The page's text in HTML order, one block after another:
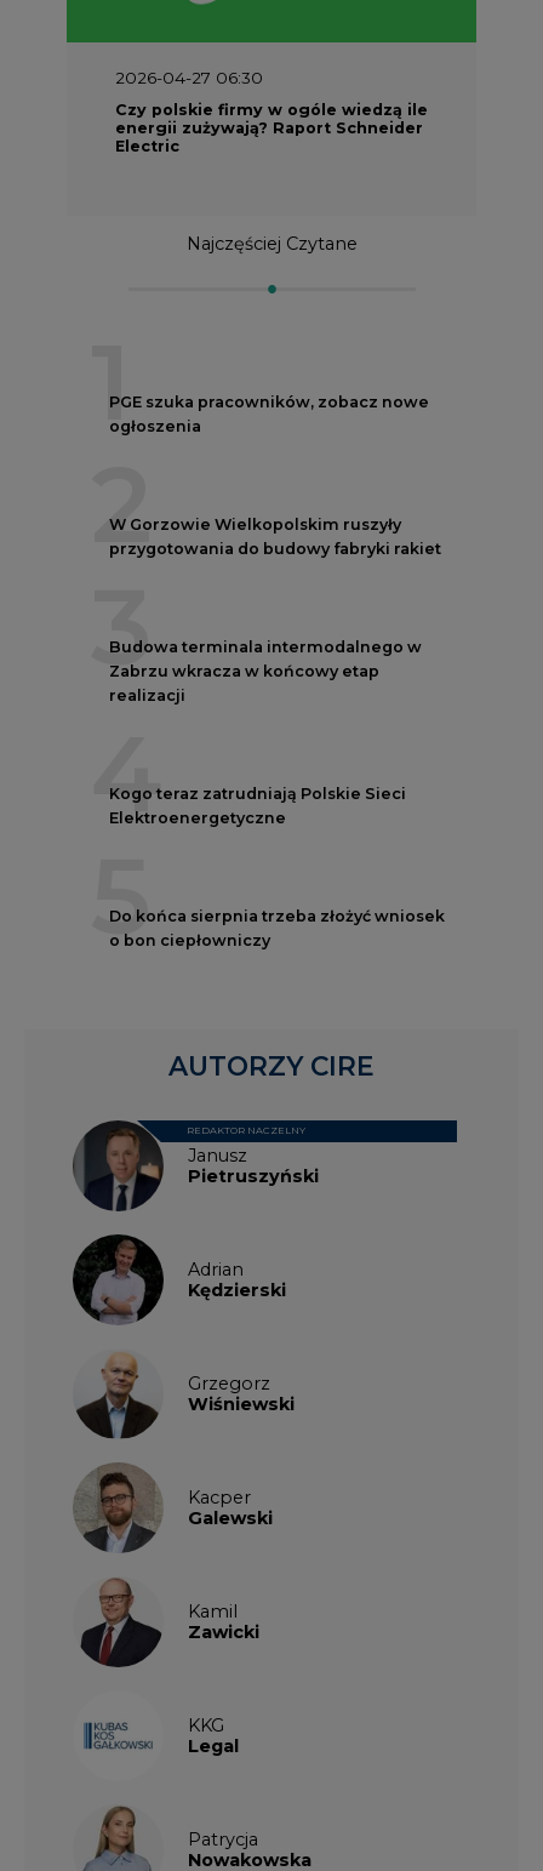
2026-04-27 06:30
Czy polskie firmy w ogóle wiedzą ile
energii zużywają? Raport Schneider
Electric
Najczęściej Czytane
1
PGE szuka pracowników, zobacz nowe
ogłoszenia
2
W Gorzowie Wielkopolskim ruszyły
przygotowania do budowy fabryki rakiet
3
Budowa terminala intermodalnego w
Zabrzu wkracza w końcowy etap
realizacji
4
Kogo teraz zatrudniają Polskie Sieci
Elektroenergetyczne
5
Do końca sierpnia trzeba złożyć wniosek
o bon ciepłowniczy
Janusz
Pietruszyński
REDAKTOR NACZELNY
Adrian
Kędzierski
Grzegorz
Wiśniewski
Kacper
Galewski
Kamil
Zawicki
KKG
Legal
Patrycja
Nowakowska
AUTORZY CIRE